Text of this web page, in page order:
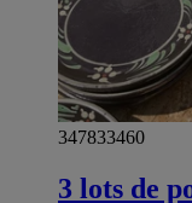
347833460
3 lots de